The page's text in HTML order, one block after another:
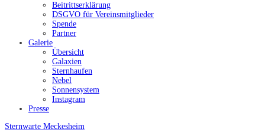
Beitrittserklärung
DSGVO für Vereinsmitglieder
Spende
Partner
Galerie
Übersicht
Galaxien
Sternhaufen
Nebel
Sonnensystem
Instagram
Presse
Sternwarte Meckesheim